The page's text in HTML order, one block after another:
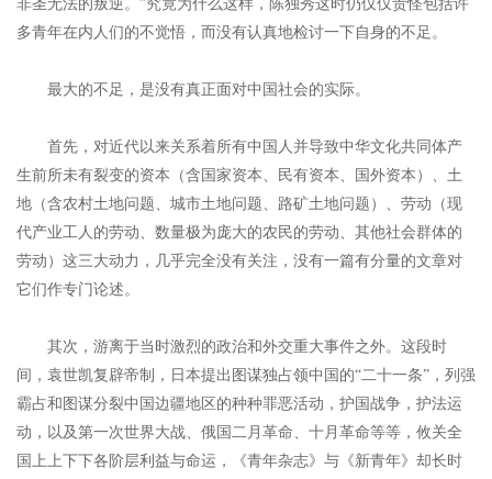
非圣无法的叛逆。”究竟为什么这样，陈独秀这时仍仅仅责怪包括许
多青年在内人们的不觉悟，而没有认真地检讨一下自身的不足。
最大的不足，是没有真正面对中国社会的实际。
首先，对近代以来关系着所有中国人并导致中华文化共同体产
生前所未有裂变的资本（含国家资本、民有资本、国外资本）、土
地（含农村土地问题、城市土地问题、路矿土地问题）、劳动（现
代产业工人的劳动、数量极为庞大的农民的劳动、其他社会群体的
劳动）这三大动力，几乎完全没有关注，没有一篇有分量的文章对
它们作专门论述。
其次，游离于当时激烈的政治和外交重大事件之外。这段时
间，袁世凯复辟帝制，日本提出图谋独占领中国的“二十一条”，列强
霸占和图谋分裂中国边疆地区的种种罪恶活动，护国战争，护法运
动，以及第一次世界大战、俄国二月革命、十月革命等等，攸关全
国上上下下各阶层利益与命运，《青年杂志》与《新青年》却长时